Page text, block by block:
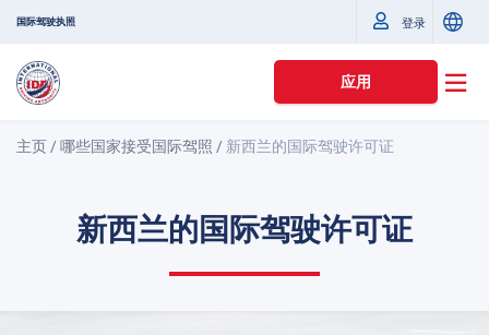
国际驾驶执照 登录
应用
主页 /哪些国家接受国际驾照 / 新西兰的国际驾驶许可证
新西兰的国际驾驶许可证